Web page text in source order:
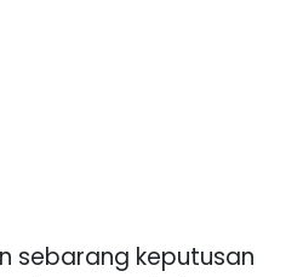
sebarang keputusan